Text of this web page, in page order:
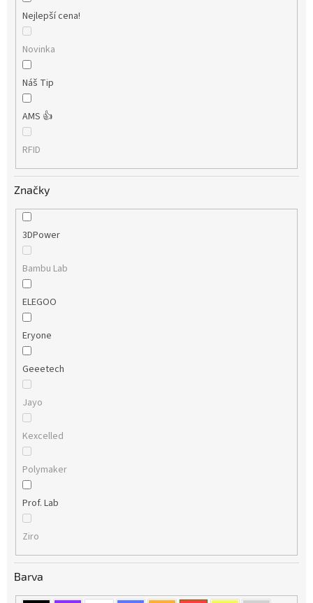
Nejlepší cena!
Novinka
Náš Tip
AMS 👍
RFID
Značky
3DPower
Bambu Lab
ELEGOO
Eryone
Geeetech
Jayo
Kexcelled
Polymaker
Prof. Lab
Ziro
Barva